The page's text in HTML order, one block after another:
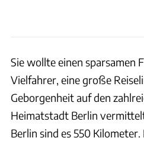
Sie wollte einen sparsamen
Vielfahrer, eine große
Geborgenheit auf den
Heimatstadt Berlin
Berlin sind es 550